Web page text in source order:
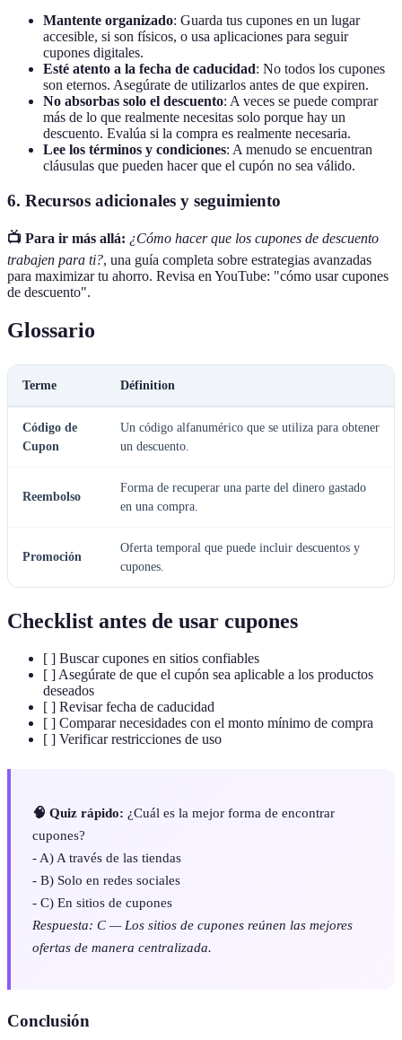
Mantente organizado: Guarda tus cupones en un lugar
accesible, si son físicos, o usa aplicaciones para seguir
cupones digitales.
Esté atento a la fecha de caducidad: No todos los cupones
son eternos. Asegúrate de utilizarlos antes de que expiren.
No absorbas solo el descuento: A veces se puede comprar
más de lo que realmente necesitas solo porque hay un
descuento. Evalúa si la compra es realmente necesaria.
Lee los términos y condiciones: A menudo se encuentran
cláusulas que pueden hacer que el cupón no sea válido.
6. Recursos adicionales y seguimiento
📺 Para ir más allá: ¿Cómo hacer que los cupones de descuento
trabajen para ti?, una guía completa sobre estrategias avanzadas
para maximizar tu ahorro. Revisa en YouTube: "cómo usar cupones
de descuento".
Glossario
Terme Définition
Código de
Cupon
Un código alfanumérico que se utiliza para obtener
un descuento.
Reembolso
Forma de recuperar una parte del dinero gastado
en una compra.
Promoción
Oferta temporal que puede incluir descuentos y
cupones.
Checklist antes de usar cupones
[ ] Buscar cupones en sitios confiables
[ ] Asegúrate de que el cupón sea aplicable a los productos
deseados
[ ] Revisar fecha de caducidad
[ ] Comparar necesidades con el monto mínimo de compra
[ ] Verificar restricciones de uso
🧠 Quiz rápido: ¿Cuál es la mejor forma de encontrar
cupones?
- A) A través de las tiendas
- B) Solo en redes sociales
- C) En sitios de cupones
Respuesta: C — Los sitios de cupones reúnen las mejores
ofertas de manera centralizada.
Conclusión